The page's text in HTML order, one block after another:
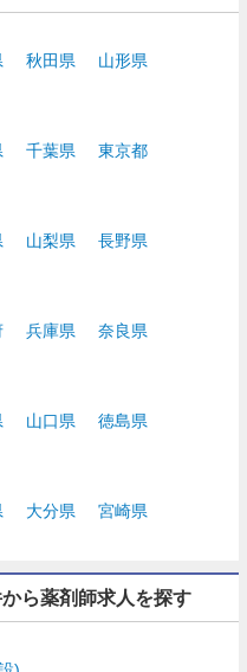
秋田県
山形県
千葉県
東京都
山梨県
長野県
兵庫県
奈良県
山口県
徳島県
大分県
宮崎県
ら薬剤師求人を探す